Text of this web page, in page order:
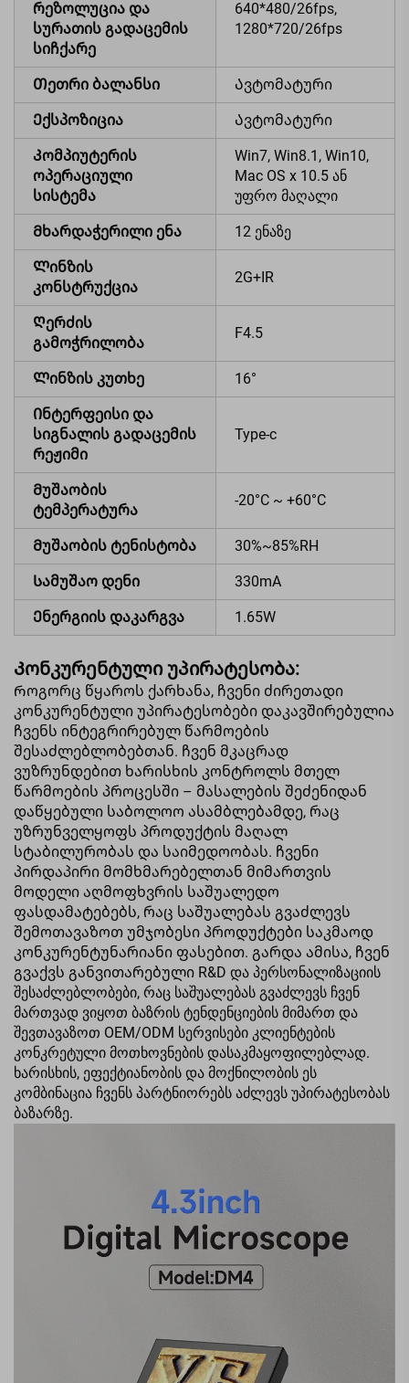
რეზოლუცია და
სურათის გადაცემის
სიჩქარე
640*480/26fps,
1280*720/26fps
Თეთრი ბალანსი Ავტომატური
Ექსპოზიცია Ავტომატური
Კომპიუტერის
ოპერაციული
სისტემა
Win7, Win8.1, Win10,
Mac OS x 10.5 ან
უფრო მაღალი
Მხარდაჭერილი ენა 12 ენაზე
Ლინზის
კონსტრუქცია
2G+IR
Ღერძის
გამოჭრილობა
F4.5
Ლინზის კუთხე 16°
Ინტერფეისი და
სიგნალის გადაცემის
რეჟიმი
Type-c
Მუშაობის
ტემპერატურა
-20°C ~ +60°C
Მუშაობის ტენისტობა 30%~85%RH
Სამუშაო დენი 330mA
Ენერგიის დაკარგვა 1.65W
Კონკურენტული უპირატესობა:
Როგორც წყაროს ქარხანა, ჩვენი ძირეთადი
კონკურენტული უპირატესობები დაკავშირებულია
ჩვენს ინტეგრირებულ წარმოების
შესაძლებლობებთან. ჩვენ მკაცრად
ვუზრუნდებით ხარისხის კონტროლს მთელ
წარმოების პროცესში – მასალების შეძენიდან
დაწყებული საბოლოო ასამბლებამდე, რაც
უზრუნველყოფს პროდუქტის მაღალ
სტაბილურობას და საიმედოობას. ჩვენი
პირდაპირი მომხმარებელთან მიმართვის
მოდელი აღმოფხვრის საშუალედო
ფასდამატებებს, რაც საშუალებას გვაძლევს
შემოთავაზოთ უმჯობესი პროდუქტები საკმაოდ
კონკურენტუნარიანი ფასებით. გარდა ამისა, ჩვენ
გვაქვს განვითარებული R&D და პერსონალიზაციის
შესაძლებლობები, რაც საშუალებას გვაძლევს ჩვენ
მართვად ვიყოთ ბაზრის ტენდენციების მიმართ და
შევთავაზოთ OEM/ODM სერვისები კლიენტების
კონკრეტული მოთხოვნების დასაკმაყოფილებლად.
ხარისხის, ეფექტიანობის და მოქნილობის ეს
კომბინაცია ჩვენს პარტნიორებს აძლევს უპირატესობას
ბაზარზე.